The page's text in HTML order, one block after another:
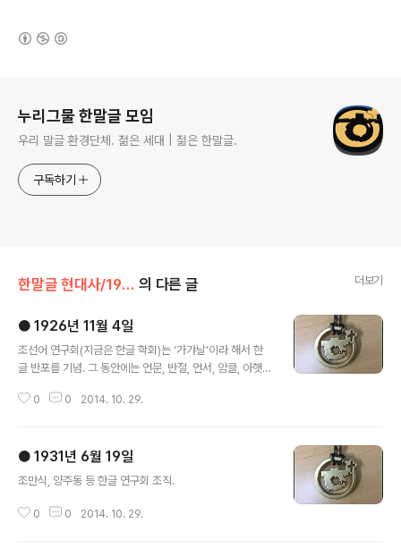
누리그물 한말글 모임
우리 말글 환경단체. 젊은 세대 | 젊은 한말글.
구독하기
한말글 현대사/1900년~1945년 의 다른 글 더보기
● 1926년 11월 4일
조선어 연구회(지금은 한글 학회)는 ‘가갸날’이라 해서 한
글 반포를 기념. 그 동안에는 언문, 반절, 언서, 암클, 아햇
훈민정음 반포 480돌을 맞이하여 세종실록 28년(1446
갸날’을 ‘한글날’로 고쳤고, 1931년에는 음력을 율리우스
력(양력)으로 환산하여 10월 29일로 했으며 3년 뒤인 19
다. 그러다 1940년 7월, 경북 안동의 한 집에서 훈민정음
0 0 2014. 10. 29.
● 1931년 6월 19일
조만식, 양주동 등 한글 연구회 조직.
0 0 2014. 10. 29.